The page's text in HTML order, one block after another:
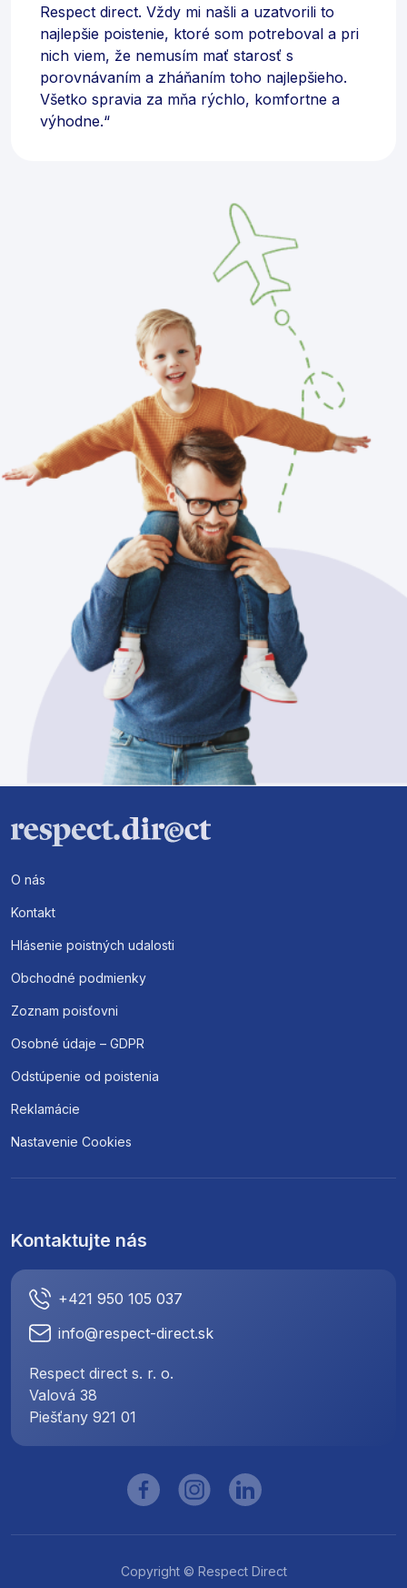
Respect direct. Vždy mi našli a uzatvorili to
najlepšie poistenie, ktoré som potreboval a pri
nich viem, že nemusím mať starosť s
porovnávaním a zháňaním toho najlepšieho.
Všetko spravia za mňa rýchlo, komfortne a
výhodne.“
O nás
Kontakt
Hlásenie poistných udalosti
Obchodné podmienky
Zoznam poisťovni
Osobné údaje – GDPR
Odstúpenie od poistenia
Reklamácie
Nastavenie Cookies
Kontaktujte nás
+421 950 105 037
info@respect-direct.sk
Respect direct s. r. o.
Valová 38
Piešťany 921 01
Copyright © Respect Direct